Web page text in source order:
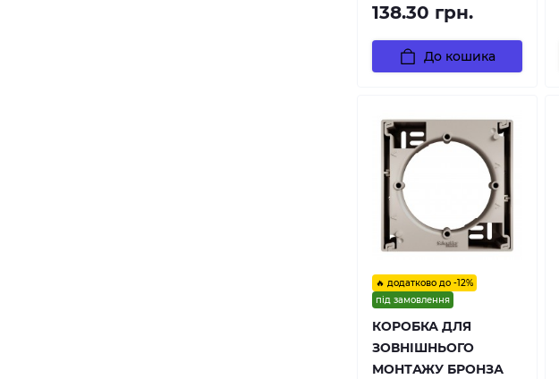
138.30 грн.
До кошика
🔥 додатково до -12%
під замовлення
КОРОБКА ДЛЯ
ЗОВНІШНЬОГО
МОНТАЖУ БРОНЗА